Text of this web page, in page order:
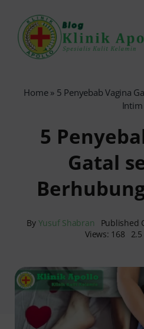
content
Reservasi Online
Search
Home» 5 Penyebab Vagina
Intim
5
Gatal
By Yusuf Shabran
Published
Views: 168